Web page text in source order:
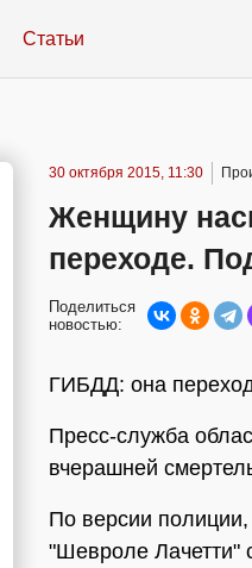
Статьи
30 октября 2015, 11:30
Женщину
переходе.
Поделиться
новостью:
ГИБДД: она
Пресс-служба
вчерашней
По версии
"Шевроле Лачетти"